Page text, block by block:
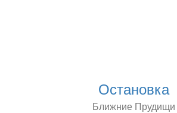
Остановка
Ближние Прудищи